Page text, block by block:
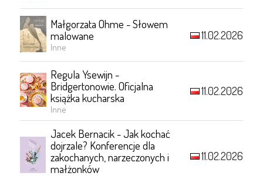
Małgorzata Ohme - Słowem
malowane
Inne
11.02.2026
Regula Ysewijn -
Bridgertonowie. Oficjalna
książka kucharska
Inne
11.02.2026
Jacek Bernacik - Jak kochać
dojrzale? Konferencje dla
zakochanych, narzeczonych i
małżonków
11.02.2026